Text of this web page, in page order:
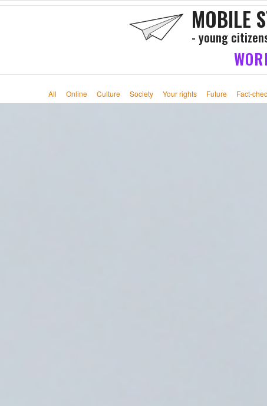
MOBILE
- young
All Online Culture Society Your rights Future Fact-